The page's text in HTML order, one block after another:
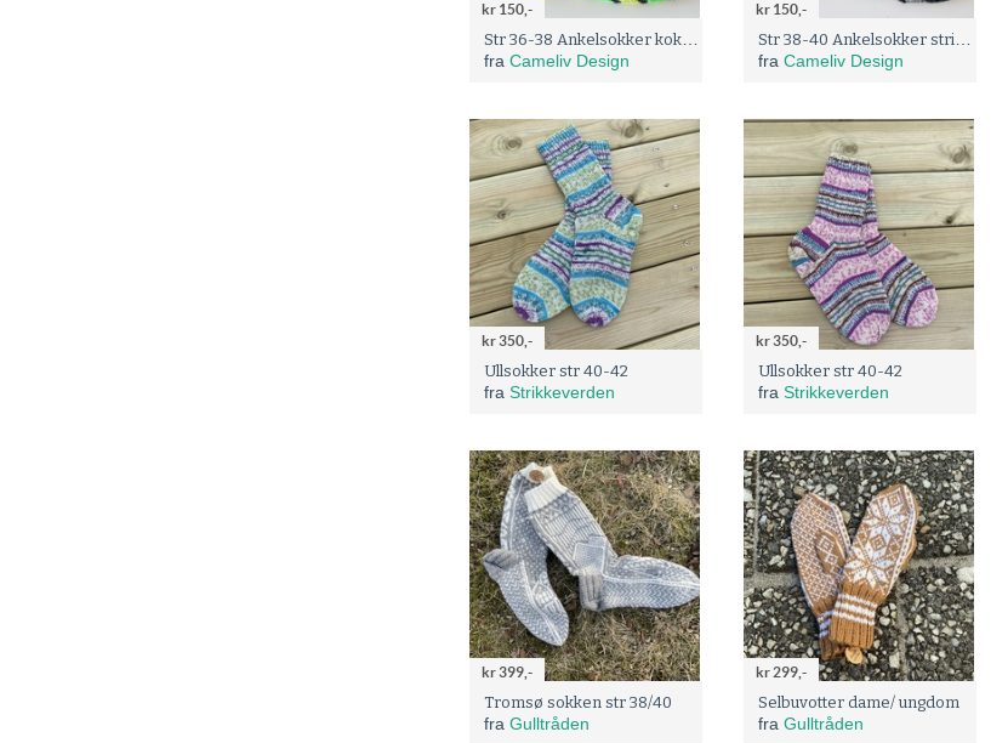
kr 150,-
fra Cameliv Design
kr 150,-
fra Cameliv Design
kr 350,-
Ullsokker str 40-42
fra Strikkeverden
kr 350,-
Ullsokker str 40-42
fra Strikkeverden
kr 399,-
Tromsø sokken str 38/40
fra Gulltråden
kr 299,-
Selbuvotter dame/ ungdom
fra Gulltråden